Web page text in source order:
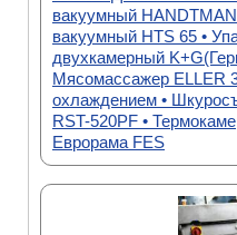
вакуумный
вакуумный HTS 65 •
двухкамерный
Мясомассажер ELLER
охлаждением •
RST-520PF •
Еврорама FES